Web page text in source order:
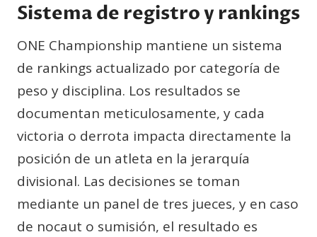
Sistema de registro y rankings
ONE Championship mantiene un sistema
de rankings actualizado por categoría de
peso y disciplina. Los resultados se
documentan meticulosamente, y cada
victoria o derrota impacta directamente la
posición de un atleta en la jerarquía
divisional. Las decisiones se toman
mediante un panel de tres jueces, y en caso
de nocaut o sumisión, el resultado es